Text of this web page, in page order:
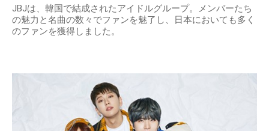
JBJは、韓国で結成されたアイドルグループ。メンバーたち
の魅力と名曲の数々でファンを魅了し、日本においても多く
のファンを獲得しました。